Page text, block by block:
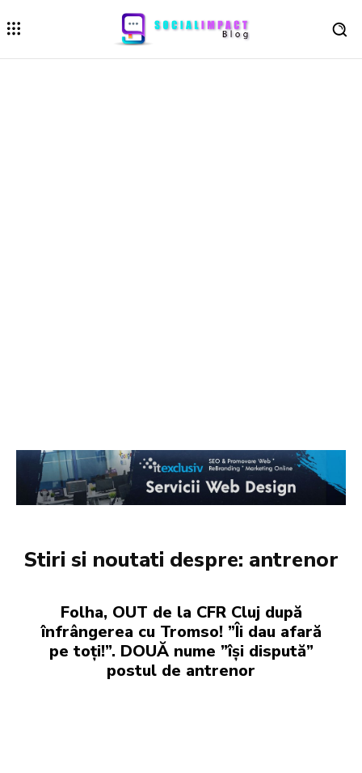
Stiri si noutati despre: antrenor
Folha, OUT de la CFR Cluj după
înfrângerea cu Tromso! ”Îi dau afară
pe toți!”. DOUĂ nume ”își dispută”
postul de antrenor